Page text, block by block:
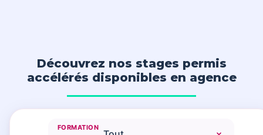
Découvrez nos stages permis
accélérés disponibles en agence
FORMATION